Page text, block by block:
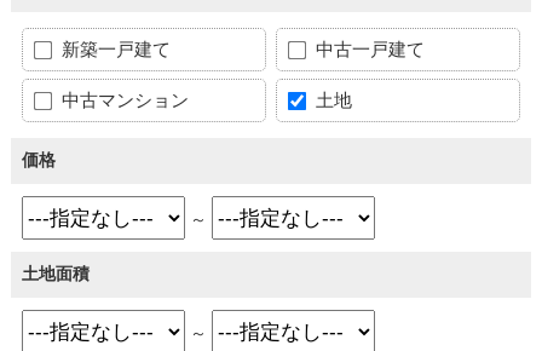
新築一戸建て 中古一戸建て
中古マンション 土地
価格
～
土地面積
～